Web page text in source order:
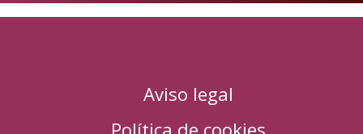
Aviso legal